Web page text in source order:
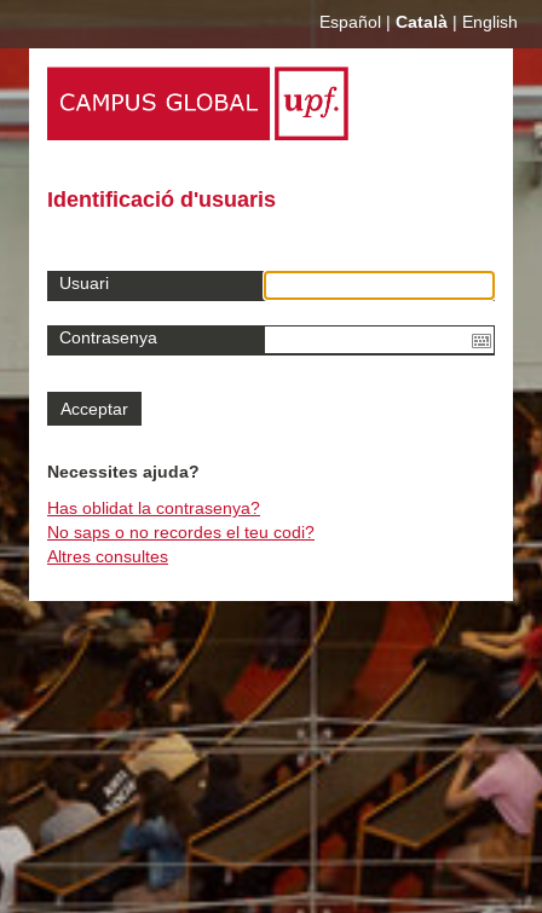
Español | Català | English
Identificació d'usuaris
Usuari
Contrasenya
Necessites ajuda?
Has oblidat la contrasenya?
No saps o no recordes el teu codi?
Altres consultes